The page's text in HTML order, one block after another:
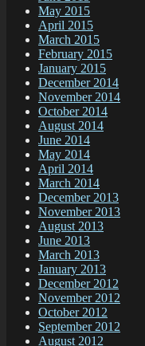
May 2015
April 2015
March 2015
February 2015
January 2015
December 2014
November 2014
October 2014
August 2014
June 2014
May 2014
April 2014
March 2014
December 2013
November 2013
August 2013
June 2013
March 2013
January 2013
December 2012
November 2012
October 2012
September 2012
August 2012